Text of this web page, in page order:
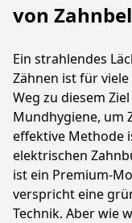
von
Ein strahlendes
Zähnen ist für
Weg zu diesem
Mundhygiene, um
effektive Methode
elektrischen
ist ein Premium-
verspricht eine
Technik. Aber wie